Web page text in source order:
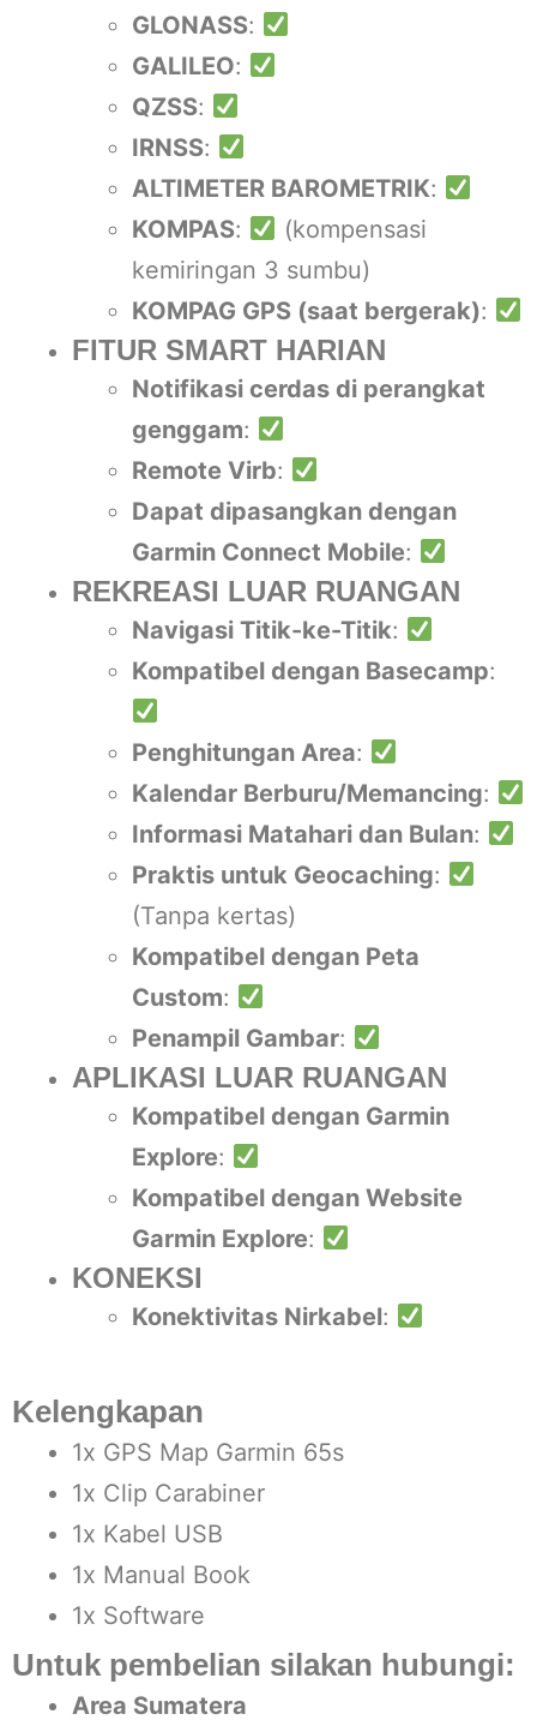
GLONASS:
GALILEO:
QZSS:
IRNSS:
ALTIMETER BAROMETRIK:
KOMPAS:
(kompensasi
kemiringan 3 sumbu)
KOMPAG GPS (saat bergerak):
FITUR SMART HARIAN
Notifikasi cerdas di perangkat
genggam:
Remote Virb:
Dapat dipasangkan dengan
Garmin Connect Mobile:
REKREASI LUAR RUANGAN
Navigasi Titik-ke-Titik:
Kompatibel dengan Basecamp:
Penghitungan Area:
Kalendar Berburu/Memancing:
Informasi Matahari dan Bulan:
Praktis untuk Geocaching:
(Tanpa kertas)
Kompatibel dengan Peta
Custom:
Penampil Gambar:
APLIKASI LUAR RUANGAN
Kompatibel dengan Garmin
Explore:
Kompatibel dengan Website
Garmin Explore:
KONEKSI
Konektivitas Nirkabel:
Kelengkapan
1x GPS Map Garmin 65s
1x Clip Carabiner
1x Kabel USB
1x Manual Book
1x Software
Untuk pembelian silakan hubungi:
Area Sumatera